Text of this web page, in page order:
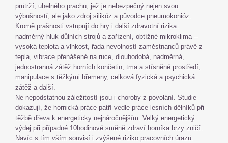
průtrží, uhelného prachu, jež je nebezpečný nejen svou
výbušností, ale jako zdroj silikóz a původce pneumokonióz.
Kromě prašnosti vstupují do hry i další zdravotní rizika:
nadměrný hluk důlních strojů a zařízení, obtížné mikroklima –
vysoká teplota a vlhkost, řada nevolností zaměstnanců právě z
tepla, vibrace přenášené na ruce, dlouhodobá, nadměrná,
jednostranná zátěž horních končetin, tma a stísněné prostředí,
manipulace s těžkými břemeny, celková fyzická a psychická
zátěž a další.
Ne nepodstatnou záležitostí jsou i choroby z povolání. Studie
dokazují, že hornická práce patří vedle práce lesních dělníků při
těžbě dřeva k energeticky nejnáročnějším. Velký energetický
výdej při případné 10hodinové směně zdraví horníka brzy zničí.
Navíc s tím vším souvisí i zvýšené riziko pracovních úrazů.